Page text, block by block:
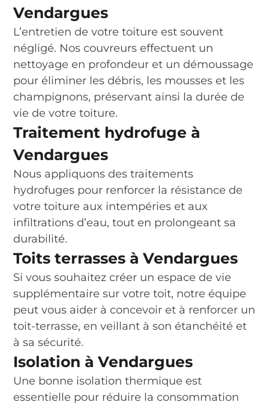
Vendargues
L’entretien de votre toiture est souvent
négligé. Nos couvreurs effectuent un
nettoyage en profondeur et un démoussage
pour éliminer les débris, les mousses et les
champignons, préservant ainsi la durée de
vie de votre toiture.
Traitement hydrofuge à
Vendargues
Nous appliquons des traitements
hydrofuges pour renforcer la résistance de
votre toiture aux intempéries et aux
infiltrations d’eau, tout en prolongeant sa
durabilité.
Toits terrasses à Vendargues
Si vous souhaitez créer un espace de vie
supplémentaire sur votre toit, notre équipe
peut vous aider à concevoir et à renforcer un
toit-terrasse, en veillant à son étanchéité et
à sa sécurité.
Isolation à Vendargues
Une bonne isolation thermique est
essentielle pour réduire la consommation